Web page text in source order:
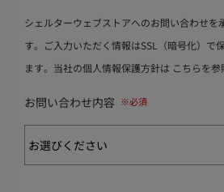
シェルターウェブストアへのお問い合わせを
す。ご入力いただく情報はSSL（暗号化）で
ます。当社の個人情報保護方針は こちらを参
お問い合わせ内容